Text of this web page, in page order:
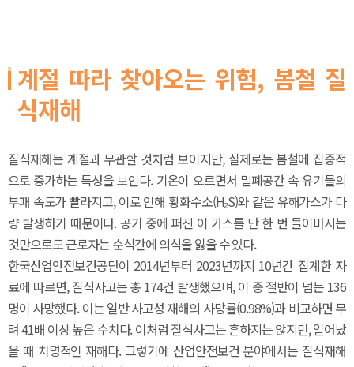
계절 따라 찾아오는 위험, 봄철 질
식재해
질식재해는 계절과 무관할 것처럼 보이지만, 실제로는 봄철에 집중적
으로 증가하는 특성을 보인다. 기온이 오르면서 밀폐공간 속 유기물의
부패 속도가 빨라지고, 이로 인해 황화수소(H₂S)와 같은 유해가스가 다
량 발생하기 때문이다. 공기 중에 퍼진 이 가스를 단 한 번 들이마시는
것만으로도 근로자는 순식간에 의식을 잃을 수 있다.
한국산업안전보건공단이 2014년부터 2023년까지 10년간 집계한 자
료에 따르면, 질식사고는 총 174건 발생했으며, 이 중 절반이 넘는 136
명이 사망했다. 이는 일반 사고성 재해의 사망률(0.98%)과 비교하면 무
려 41배 이상 높은 수치다. 이처럼 질식사고는 흔하지는 않지만, 일어났
을 때 치명적인 재해다. 그렇기에 산업안전보건 분야에서는 질식재해